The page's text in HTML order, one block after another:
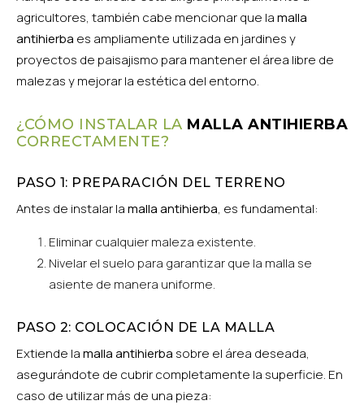
agricultores, también cabe mencionar que lamalla
antihierba es ampliamente utilizada en jardines y
proyectos de paisajismo para mantener el área libre de
malezas y mejorar la estética del entorno.
¿CÓMO INSTALAR LA MALLA ANTIHIERBA
CORRECTAMENTE?
PASO 1: PREPARACIÓN DEL TERRENO
Antes de instalar lamalla antihierba, es fundamental:
Eliminar cualquier maleza existente.
Nivelar el suelo para garantizar que la malla se
asiente de manera uniforme.
PASO 2: COLOCACIÓN DE LA MALLA
Extiende lamalla antihierba sobre el área deseada,
asegurándote de cubrir completamente la superficie. En
caso de utilizar más de una pieza: